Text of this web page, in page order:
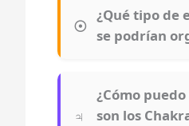
¿Qué tipo de
se podrían
¿Cómo
son los